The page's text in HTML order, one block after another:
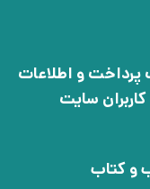
پرداخت و اطلاعات
کاربران سایت
و کتاب